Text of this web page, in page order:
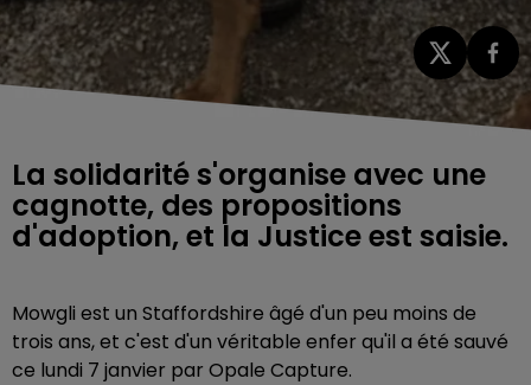
La solidarité s'organise avec une
cagnotte, des propositions
d'adoption, et la Justice est saisie.
Mowgli est un Staffordshire âgé d'un peu moins de
trois ans, et c'est d'un véritable enfer qu'il a été sauvé
ce lundi 7 janvier par Opale Capture.